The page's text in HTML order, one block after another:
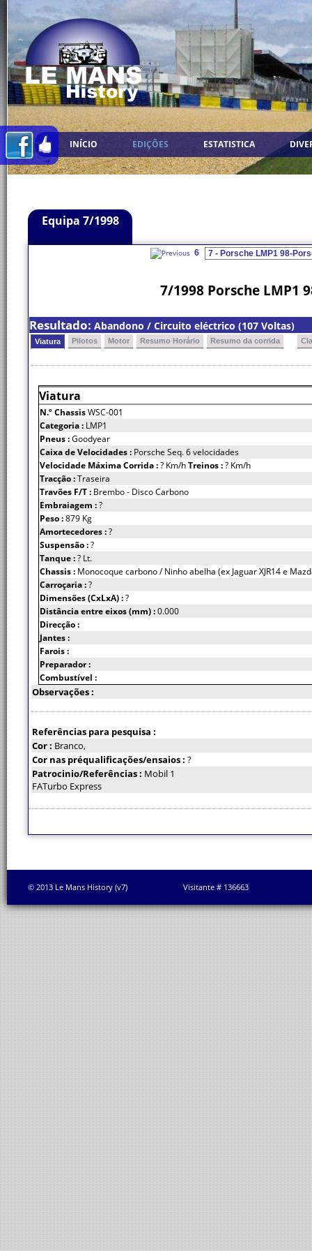
INÍCIO EDIÇÕES ESTATISTICA
Equipa 7/1998
6
7/1998 Porsche LMP1
Resultado: Abandono / Circuito eléctrico (107 Voltas)
Viatura Pilotos Motor Resumo Horário Resumo da corrida
Viatura
N.º ChassisWSC-001
Categoria : LMP1
Pneus :Goodyear
Caixa de Velocidades : Porsche Seq. 6 velocidades
Velocidade Máxima Corrida :? Km/hTreinos :? Km/h
Tracção :Traseira
Travões F/T : Brembo - Disco Carbono
Embraiagem :?
Peso :879 Kg
Amortecedores :?
Suspensão :?
Tanque :? Lt.
Chassis : Monocoque carbono / Ninho abelha (ex Jaguar XJR14 e
Carroçaria :?
Dimensões (CxLxA) :?
Distância entre eixos (mm) :0.000
Direcção :
Jantes :
Farois :
Preparador :
Combustível :
Observações :
Referências para pesquisa :
Cor : Branco,
Cor nas préqualificações/ensaios : ?
Patrocinio/Referências : Mobil 1
FATurbo Express
© 2013 Le Mans History (v7) Visitante # 136663